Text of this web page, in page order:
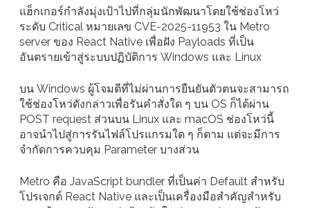
แฮ็กเกอร์กำลังมุ่งเป้าไปที่กลุ่มนักพัฒนาโดยใช้ช่องโหว่
ระดับ Critical หมายเลข CVE-2025-11953 ใน Metro
server ของ React Native เพื่อฝัง Payloads ที่เป็น
อันตรายเข้าสู่ระบบปฏิบัติการ Windows และ Linux
บน Windows ผู้โจมตีที่ไม่ผ่านการยืนยันตัวตนจะสามารถ
ใช้ช่องโหว่ดังกล่าวเพื่อรันคำสั่งใด ๆ บน OS ก็ได้ผ่าน
POST request ส่วนบน Linux และ macOS ช่องโหว่นี้
อาจนำไปสู่การรันไฟล์โปรแกรมใด ๆ ก็ตาม แต่จะมีการ
จำกัดการควบคุม Parameter บางส่วน
Metro คือ JavaScript bundler ที่เป็นค่า Default สำหรับ
โปรเจกต์ React Native และเป็นเครื่องมือสำคัญสำหรับ